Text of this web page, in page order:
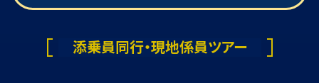
添乗員同行・現地係員ツアー